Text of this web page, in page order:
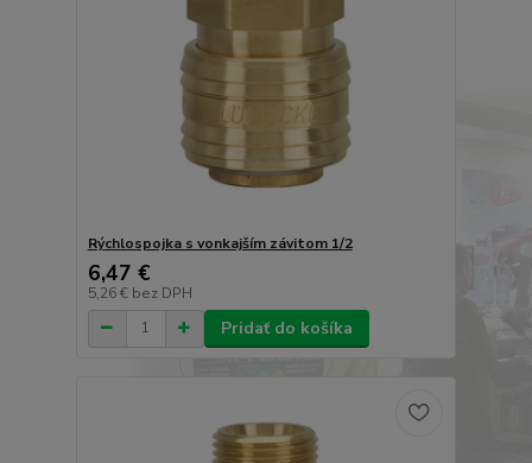
Rýchlospojka s vonkajším závitom 1/2
6,47 €
5,26 € bez DPH
Pridať do košíka